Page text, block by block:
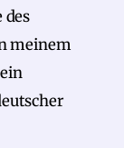
des
meinem